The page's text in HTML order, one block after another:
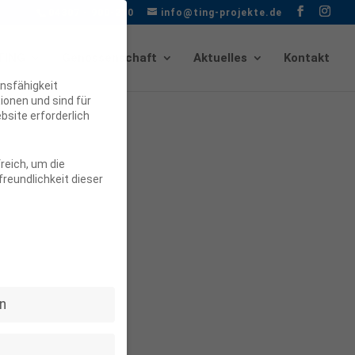
04307 - 900-210 info@ting-projekte.de
Genossenschaft Aktuelles Kontakt
und sind für
erforderlich
um die
dieser